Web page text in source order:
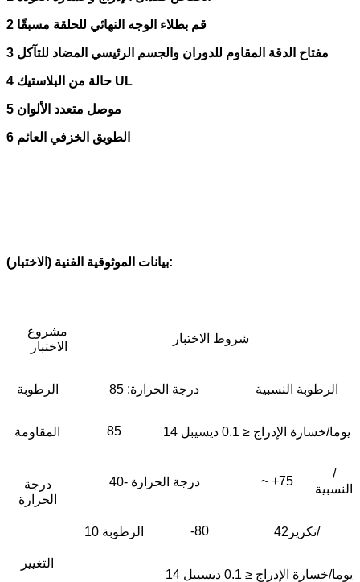
2 قم بطلاء الوجه النهائي للحلقة مسبقًا
3 مفتاح الدقة المقاوم للدوران والجسم الرئيسي المضاد للتآكل
4 حالة من البلاستيك UL
5 موصل متعدد الألوان
6 الطويق الخزفي العائم
بيانات الموثوقية الفنية (الاختبار):
مشروع
الاختبار
شروط الاختبار
الرطوبة درجة الحرارة: 85 الرطوبة النسبية
المقاومة 85 14 يوما/خسارة الإدراج ≤ 0.1 ديسيبل
درجة
الحرارة
درجة الحرارة -40 ~ +75
/
النسبية
الرطوبة 10 -80 42تكرير/
التغيير
14 يوما/خسارة الإدراج ≤ 0.1 ديسيبل